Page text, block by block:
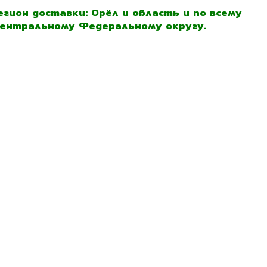
доставки: Орёл и область и по всему
Федеральному округу.